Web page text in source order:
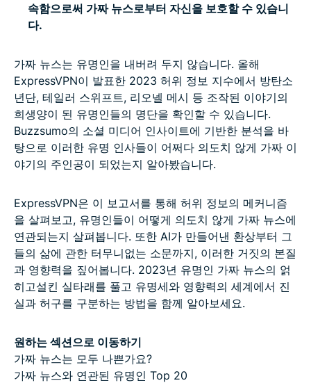
속함으로써 가짜 뉴스로부터 자신을 보호할 수 있습니
다.
가짜 뉴스는 유명인을 내버려 두지 않습니다. 올해
ExpressVPN이 발표한 2023 허위 정보 지수에서 방탄소
년단, 테일러 스위프트, 리오넬 메시 등 조작된 이야기의
희생양이 된 유명인들의 명단을 확인할 수 있습니다.
Buzzsumo의 소셜 미디어 인사이트에 기반한 분석을 바
탕으로 이러한 유명 인사들이 어쩌다 의도치 않게 가짜 이
야기의 주인공이 되었는지 알아봤습니다.
ExpressVPN은 이 보고서를 통해 허위 정보의 메커니즘
을 살펴보고, 유명인들이 어떻게 의도치 않게 가짜 뉴스에
연관되는지 살펴봅니다. 또한 AI가 만들어낸 환상부터 그
들의 삶에 관한 터무니없는 소문까지, 이러한 거짓의 본질
과 영향력을 짚어봅니다. 2023년 유명인 가짜 뉴스의 얽
히고설킨 실타래를 풀고 유명세와 영향력의 세계에서 진
실과 허구를 구분하는 방법을 함께 알아보세요.
원하는 섹션으로 이동하기
가짜 뉴스는 모두 나쁜가요?
가짜 뉴스와 연관된 유명인 Top 20